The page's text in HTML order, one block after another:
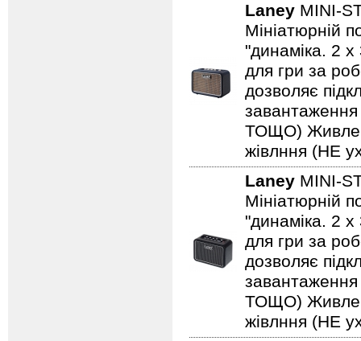
Laney MINI-
Мініатюрній
"динаміка. 2
для гри за
дозволяє
завантаження
ТОЩО)
жівлння (НЕ
Laney MINI-
Мініатюрній
"динаміка. 2
для гри за
дозволяє
завантаження
ТОЩО)
жівлння (НЕ